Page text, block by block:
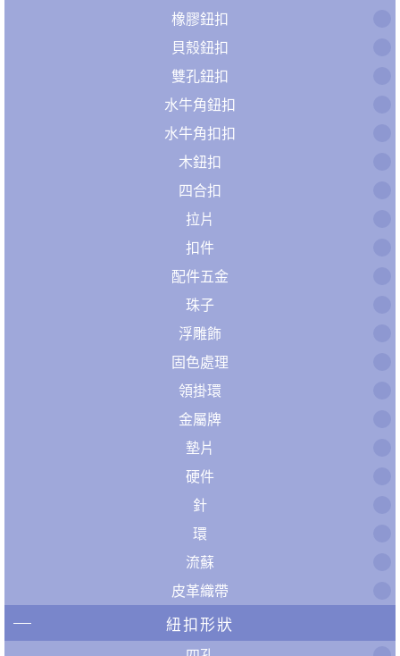
橡膠鈕扣
貝殼鈕扣
雙孔鈕扣
水牛角鈕扣
水牛角扣扣
木鈕扣
四合扣
拉片
扣件
配件五金
珠子
浮雕飾
固色處理
領掛環
金屬牌
墊片
硬件
針
環
流蘇
皮革織帶
紐扣形狀